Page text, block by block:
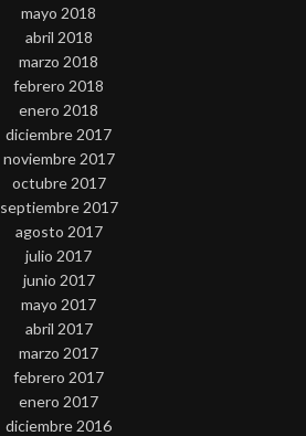
mayo 2018
abril 2018
marzo 2018
febrero 2018
enero 2018
diciembre 2017
noviembre 2017
octubre 2017
septiembre 2017
agosto 2017
julio 2017
junio 2017
mayo 2017
abril 2017
marzo 2017
febrero 2017
enero 2017
diciembre 2016